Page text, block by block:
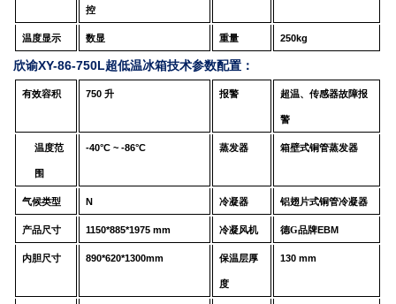
控
温度显示 数显 重量 250kg
欣谕XY-86-750L超低温冰箱技术参数配置：
有效容积 750升 报警 超温、传感器故障报
警
温度范
围
-40°C ~ -86°C 蒸发器 箱壁式铜管蒸发器
气候类型 N 冷凝器 铝翅片式铜管冷凝器
产品尺寸 1150*885*1975mm 冷凝风机 德G品牌EBM
内胆尺寸 890*620*1300mm 保温层厚
度
130 mm